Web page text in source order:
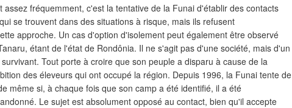
assez fréquemment, c'est la tentative de la Funai d'établir des contacts
se trouvent dans des situations à risque, mais ils refusent
approche. Un cas d'option d'isolement peut également être observé
étant de l'état de Rondônia. Il ne s'agit pas d'une société, mais d'un
Tout porte à croire que son peuple a disparu à cause de la
des éleveurs qui ont occupé la région. Depuis 1996, la Funai tente de
même si, à chaque fois que son camp a été identifié, il a été
Le sujet est absolument opposé au contact, bien qu'il accepte